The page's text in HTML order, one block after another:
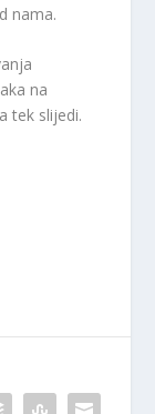
nama.
na
tek slijedi.